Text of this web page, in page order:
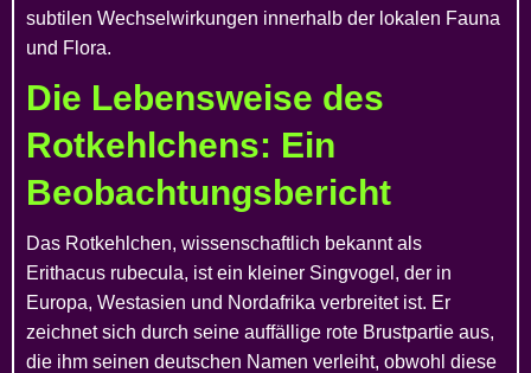
subtilen Wechselwirkungen innerhalb der lokalen Fauna
und Flora.
Die Lebensweise des
Rotkehlchens: Ein
Beobachtungsbericht
Das Rotkehlchen, wissenschaftlich bekannt als
Erithacus rubecula, ist ein kleiner Singvogel, der in
Europa, Westasien und Nordafrika verbreitet ist. Er
zeichnet sich durch seine auffällige rote Brustpartie aus,
die ihm seinen deutschen Namen verleiht, obwohl diese